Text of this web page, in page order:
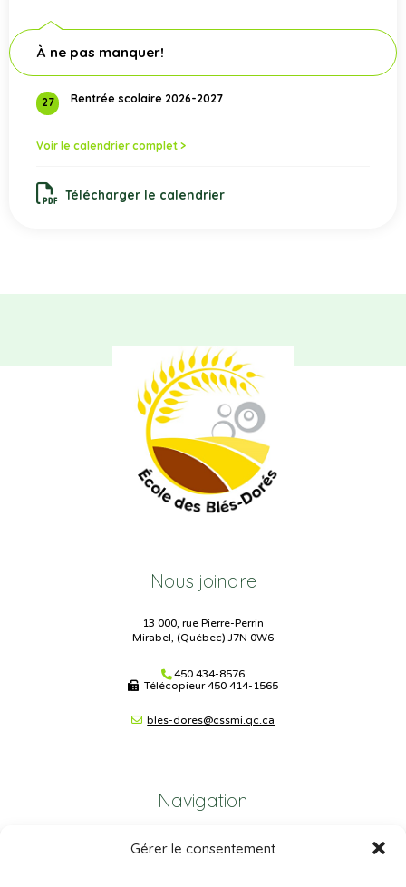
Gérer le consentement
À ne pas manquer!
27 Rentrée scolaire 2026-2027
Voir le calendrier complet >
Télécharger le calendrier
Nous joindre
13 000, rue Pierre-Perrin
Mirabel, (Québec) J7N 0W6
450 434-8576
Télécopieur450 414-1565
bles-dores@cssmi.qc.ca
Navigation
Plan du site